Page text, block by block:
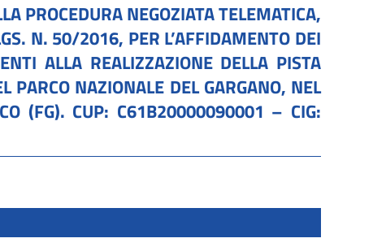
PROCEDURA NEGOZIATA TELEMATICA,
N. 50/2016, PER L’AFFIDAMENTO DEI
ALLA REALIZZAZIONE DELLA PISTA
PARCO NAZIONALE DEL GARGANO, NEL
(FG). CUP: C61B20000090001 – CIG: